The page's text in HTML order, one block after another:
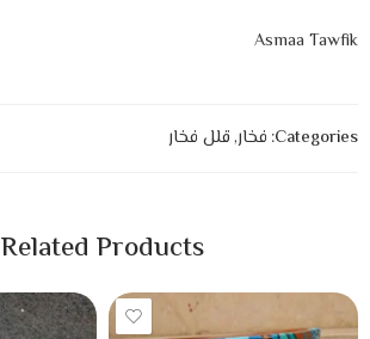
Asmaa Tawfik
Categories: فخار,قلل فخار
Related Products